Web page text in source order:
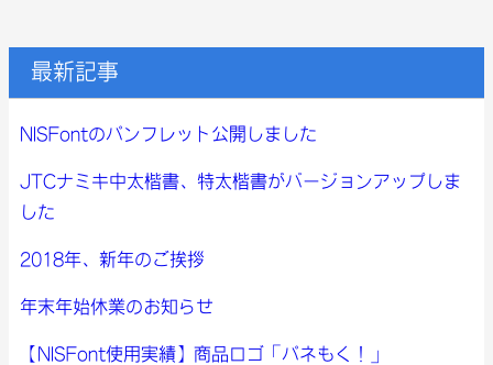
最新記事
NISFontのパンフレット公開しました
JTCナミキ中太楷書、特太楷書がバージョンアップしま
した
2018年、新年のご挨拶
年末年始休業のお知らせ
【NISFont使用実績】商品ロゴ「パネもく！」